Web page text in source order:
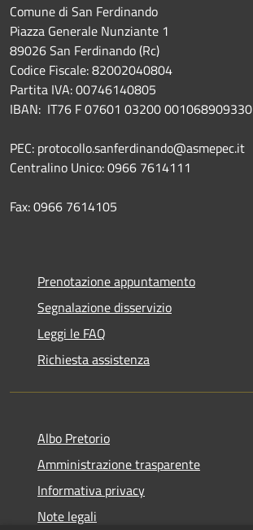
Comune di San Ferdinando
Piazza Generale Nunziante 1
89026 San Ferdinando (Rc)
Codice Fiscale: 82002040804
Partita IVA: 00746140805
IBAN: IT76 F 07601 03200 001068909330
PEC: protocollo.sanferdinando@asmepec.it
Centralino Unico: 0966 7614111
Fax: 0966 7614105
Prenotazione appuntamento
Segnalazione disservizio
Leggi le FAQ
Richiesta assistenza
Albo Pretorio
Amministrazione trasparente
Informativa privacy
Note legali